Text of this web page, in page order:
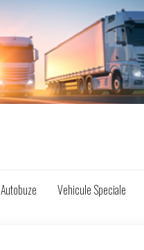
Autobuze Vehicule Speciale